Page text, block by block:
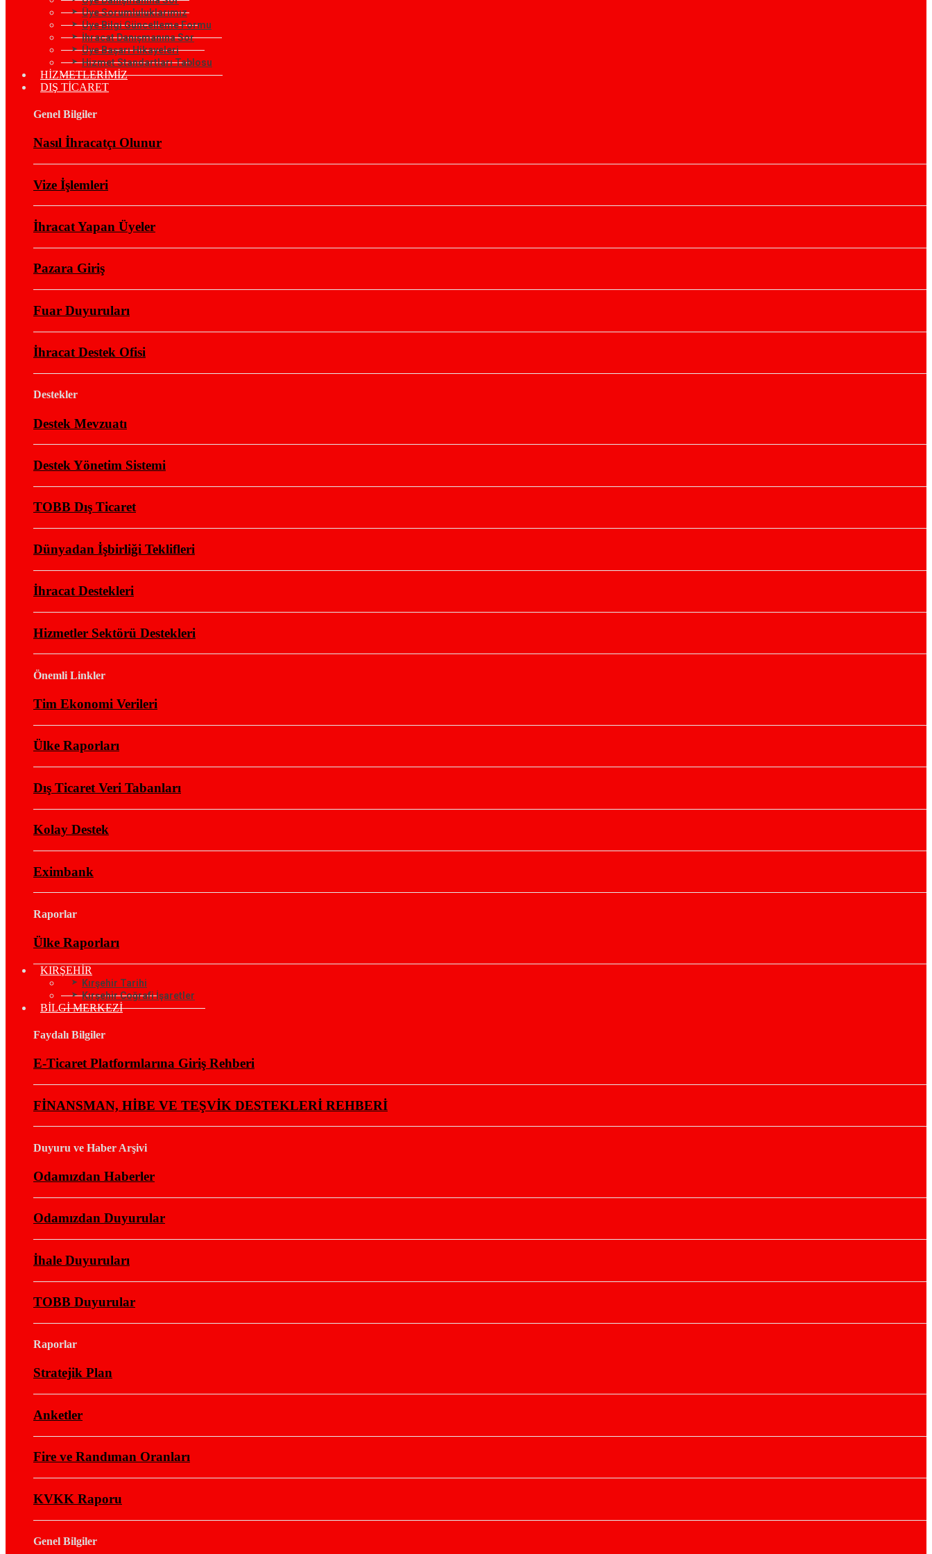
Üye Sorumluluklarımız
Üye Bilgi Güncelleme Formu
İhracat Danışmanına Sor
Üye Başarı Hikayeleri
Hizmet Standartları Tablosu
HİZMETLERİMİZ
DIŞ TİCARET
Genel Bilgiler
Nasıl İhracatçı Olunur
Vize İşlemleri
İhracat Yapan Üyeler
Pazara Giriş
Fuar Duyuruları
İhracat Destek Ofisi
Destekler
Destek Mevzuatı
Destek Yönetim Sistemi
TOBB Dış Ticaret
Dünyadan İşbirliği Teklifleri
İhracat Destekleri
Hizmetler Sektörü Destekleri
Önemli Linkler
Tim Ekonomi Verileri
Ülke Raporları
Dış Ticaret Veri Tabanları
Kolay Destek
Eximbank
Raporlar
Ülke Raporları
KIRŞEHİR
Kırşehir Tarihi
Kırşehir Coğrafi İşaretler
BİLGİ MERKEZİ
Faydalı Bilgiler
E-Ticaret Platformlarına Giriş Rehberi
FİNANSMAN, HİBE VE TEŞVİK DESTEKLERİ REHBERİ
Duyuru ve Haber Arşivi
Odamızdan Haberler
Odamızdan Duyurular
İhale Duyuruları
TOBB Duyurular
Raporlar
Stratejik Plan
Anketler
Fire ve Randıman Oranları
KVKK Raporu
Genel Bilgiler